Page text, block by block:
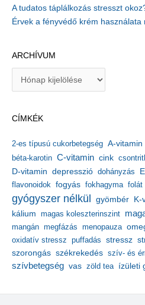
A tudatos táplálkozás stresszt
Érvek a fényvédő krém
ARCHÍVUM
í
u
m
CÍMKÉK
2-es típusú cukorbetegség A-vitamin
béta-karotin C-vitamin cink
D-vitamin depresszió dohányzás
flavonoidok fogyás fokhagyma folát
gyógyszer nélkül gyömbér K-
kálium magas koleszterinszint
mangán megfázás menopauza
oxidatív stressz puffadás stressz
szorongás székrekedés szív- és
szívbetegség vas zöld tea ízületi